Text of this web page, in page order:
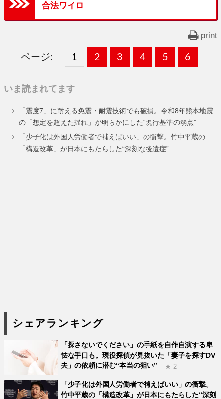
合法ワイロ
print
ページ:
固
ー
ジ
1 ,
固
ー
ジ
2 ,
固
ー
ジ
3 ,
固
ー
ジ
4 ,
固
ー
ジ
5 ,
固
ー
ジ
6
いま読まれてます
「震度7」に耐える免震・耐震技術でも破損。令和8年熊本地震
の「想定を超えた揺れ」が明らかにした“現行基準の弱点”
「少子化は外国人労働者で補えばいい」の衝撃。竹中平蔵の
「構造改革」が日本にもたらした“深刻な後遺症”
シェアランキング
「探さないでください」の手紙を自作自演する卑
怯な手口も。現役探偵が見抜いた「妻子を探すDV
夫」の依頼に潜む“本当の狙い”
★ 2
「少子化は外国人労働者で補えばいい」の衝撃。
竹中平蔵の「構造改革」が日本にもたらした“深刻